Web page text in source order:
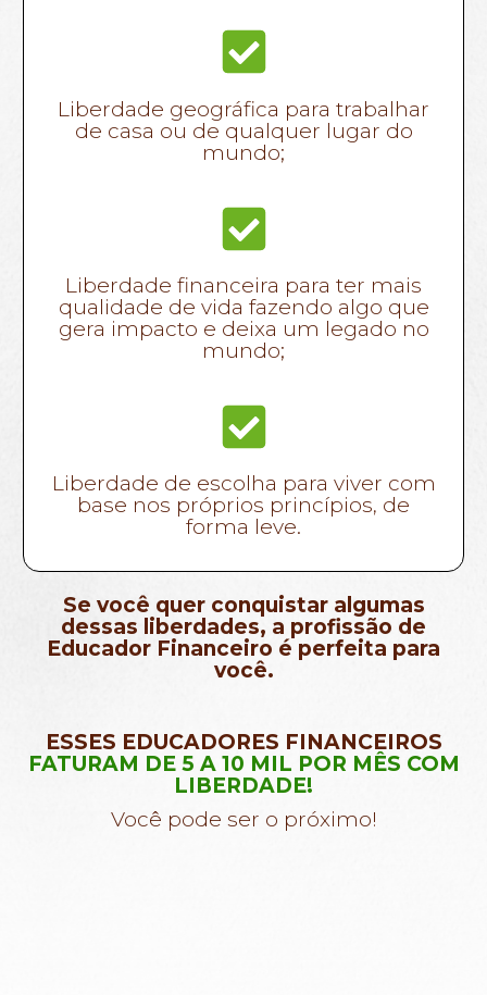
Liberdade geográfica para trabalhar
de casa ou de qualquer lugar do
mundo;
Liberdade financeira para ter mais
qualidade de vida fazendo algo que
gera impacto e deixa um legado no
mundo;
Liberdade de escolha para viver com
base nos próprios princípios, de
forma leve.
Se você quer conquistar algumas
dessas liberdades, a profissão de
Educador Financeiro é perfeita para
você.
ESSES EDUCADORES FINANCEIROS
FATURAM DE 5 A 10 MIL POR MÊS COM
LIBERDADE!
Você pode ser o próximo!